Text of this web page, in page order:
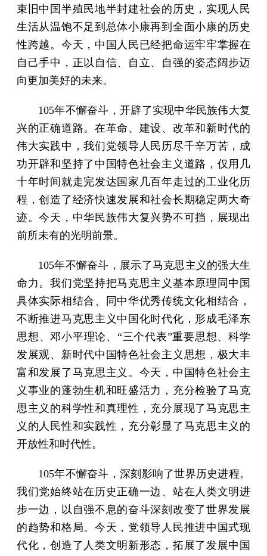
束旧中国半殖民地半封建社会的历史，实现人民
生活从温饱不足到总体小康再到全面小康的历史
性跨越。今天，中国人民已经把命运牢牢掌握在
自己手中，正以自信、自立、自强的姿态阔步迈
向更加美好的未来。
105年不懈奋斗，开辟了实现中华民族伟大复
兴的正确道路。在革命、建设、改革和新时代的
伟大实践中，我们党领导人民历尽千辛万苦，成
功开辟和坚持了中国特色社会主义道路，仅用几
十年时间就走完发达国家几百年走过的工业化历
程，创造了经济快速发展和社会长期稳定两大奇
迹。今天，中华民族伟大复兴势不可挡，展现出
前所未有的光明前景。
105年不懈奋斗，展示了马克思主义的强大生
命力。我们党坚持把马克思主义基本原理同中国
具体实际相结合、同中华优秀传统文化相结合，
不断推进马克思主义中国化时代化，形成毛泽东
思想、邓小平理论、“三个代表”重要思想、科学
发展观、新时代中国特色社会主义思想，极大丰
富和发展了马克思主义。今天，中国特色社会主
义事业的蓬勃生机和旺盛活力，充分检验了马克
思主义的科学性和真理性，充分展现了马克思主
义的人民性和实践性，充分彰显了马克思主义的
开放性和时代性。
105年不懈奋斗，深刻影响了世界历史进程。
我们党始终站在历史正确一边、站在人类文明进
步一边，以自强不息的奋斗深刻改变了世界发展
的趋势和格局。今天，党领导人民推进中国式现
代化，创造了人类文明新形态，拓展了发展中国